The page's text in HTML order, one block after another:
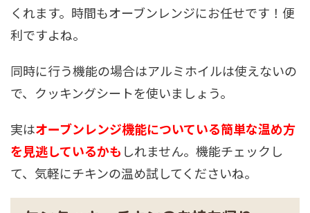
くれます。時間もオーブンレンジにお任せです！便
利ですよね。
同時に行う機能の場合はアルミホイルは使えないの
で、クッキングシートを使いましょう。
実はオーブンレンジ機能についている簡単な温め方
を見逃しているかも しれません。機能チェックし
て、気軽にチキンの温め試してくださいね。